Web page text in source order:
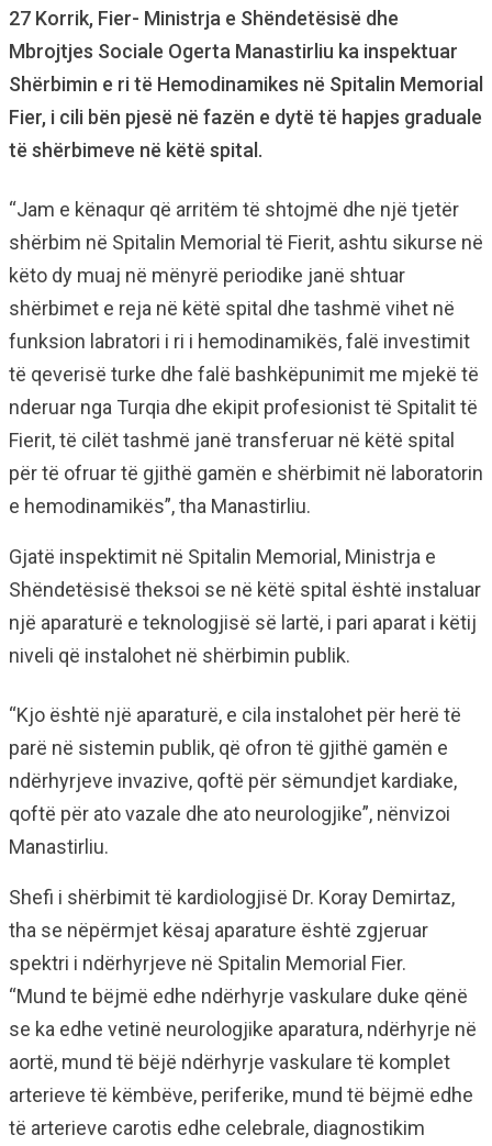
27 Korrik, Fier- Ministrja e Shëndetësisë dhe
Mbrojtjes Sociale Ogerta Manastirliu ka inspektuar
Shërbimin e ri të Hemodinamikes në Spitalin Memorial
Fier, i cili bën pjesë në fazën e dytë të hapjes graduale
të shërbimeve në këtë spital.
“Jam e kënaqur që arritëm të shtojmë dhe një tjetër
shërbim në Spitalin Memorial të Fierit, ashtu sikurse në
këto dy muaj në mënyrë periodike janë shtuar
shërbimet e reja në këtë spital dhe tashmë vihet në
funksion labratori i ri i hemodinamikës, falë investimit
të qeverisë turke dhe falë bashkëpunimit me mjekë të
nderuar nga Turqia dhe ekipit profesionist të Spitalit të
Fierit, të cilët tashmë janë transferuar në këtë spital
për të ofruar të gjithë gamën e shërbimit në laboratorin
e hemodinamikës”, tha Manastirliu.
Gjatë inspektimit në Spitalin Memorial, Ministrja e
Shëndetësisë theksoi se në këtë spital është instaluar
një aparaturë e teknologjisë së lartë, i pari aparat i këtij
niveli që instalohet në shërbimin publik.
“Kjo është një aparaturë, e cila instalohet për herë të
parë në sistemin publik, që ofron të gjithë gamën e
ndërhyrjeve invazive, qoftë për sëmundjet kardiake,
qoftë për ato vazale dhe ato neurologjike”, nënvizoi
Manastirliu.
Shefi i shërbimit të kardiologjisë Dr. Koray Demirtaz,
tha se nëpërmjet kësaj aparature është zgjeruar
spektri i ndërhyrjeve në Spitalin Memorial Fier.
“Mund te bëjmë edhe ndërhyrje vaskulare duke qënë
se ka edhe vetinë neurologjike aparatura, ndërhyrje në
aortë, mund të bëjë ndërhyrje vaskulare të komplet
arterieve të këmbëve, periferike, mund të bëjmë edhe
të arterieve carotis edhe celebrale, diagnostikim